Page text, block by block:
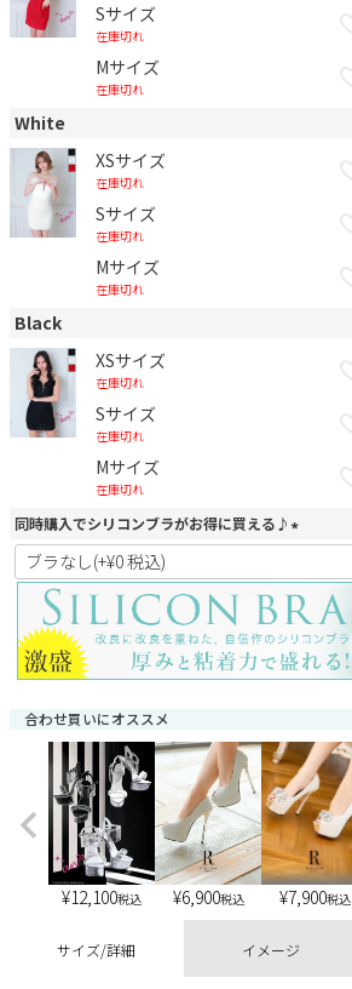
Sサイズ
在庫切れ
Mサイズ
在庫切れ
White
XSサイズ
在庫切れ
Sサイズ
在庫切れ
Mサイズ
在庫切れ
Black
XSサイズ
在庫切れ
Sサイズ
在庫切れ
Mサイズ
在庫切れ
同時購入でシリコンブラがお得に買える♪
(
須
)
合わせ買いにオススメ
¥12,100税込 ¥6,900税込 ¥7,900税込
サイズ/詳細 イメージ